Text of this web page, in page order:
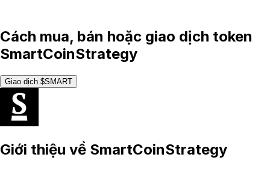
Cách mua, bán hoặc giao dịch token
SmartCoinStrategy
Giao dịch $SMART
Giới thiệu về SmartCoinStrategy